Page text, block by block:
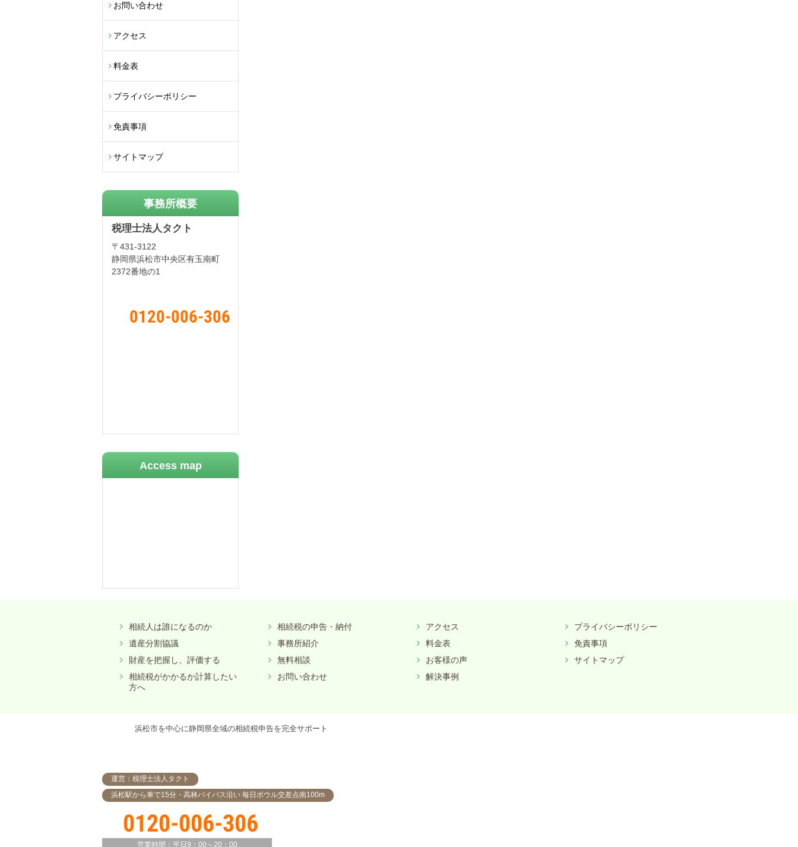
お問い合わせ
アクセス
料金表
プライバシーポリシー
免責事項
サイトマップ
事務所概要
税理士法人タクト
〒431-3122
静岡県浜松市中央区有玉南町
2372番地の1
0120-006-306
Access map
相続人は誰になるのか
遺産分割協議
財産を把握し、評価する
相続税がかかるか計算したい
方へ
相続税の申告・納付
事務所紹介
無料相談
お問い合わせ
アクセス
料金表
お客様の声
解決事例
プライバシーポリシー
免責事項
サイトマップ
浜松市を中心に静岡県全域の相続税申告を完全サポート
運営：税理士法人タクト
浜松駅から車で15分・高林バイパス沿い 毎日ボウル交差点南100m
0120-006-306
営業時間： 平日9：00～20：00